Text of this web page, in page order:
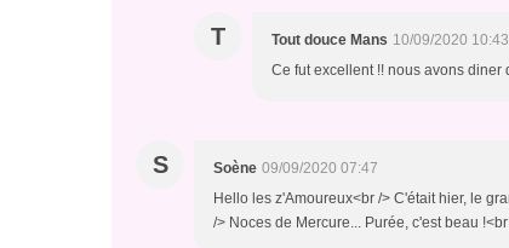
T Tout douce Mans 10/09/2020 10:43
Ce fut excellent !! nous avons
S Soène 09/09/2020 07:47
Hello les z'Amoureux<br /> C'était hier, le
/> Noces de Mercure... Purée, c'est beau